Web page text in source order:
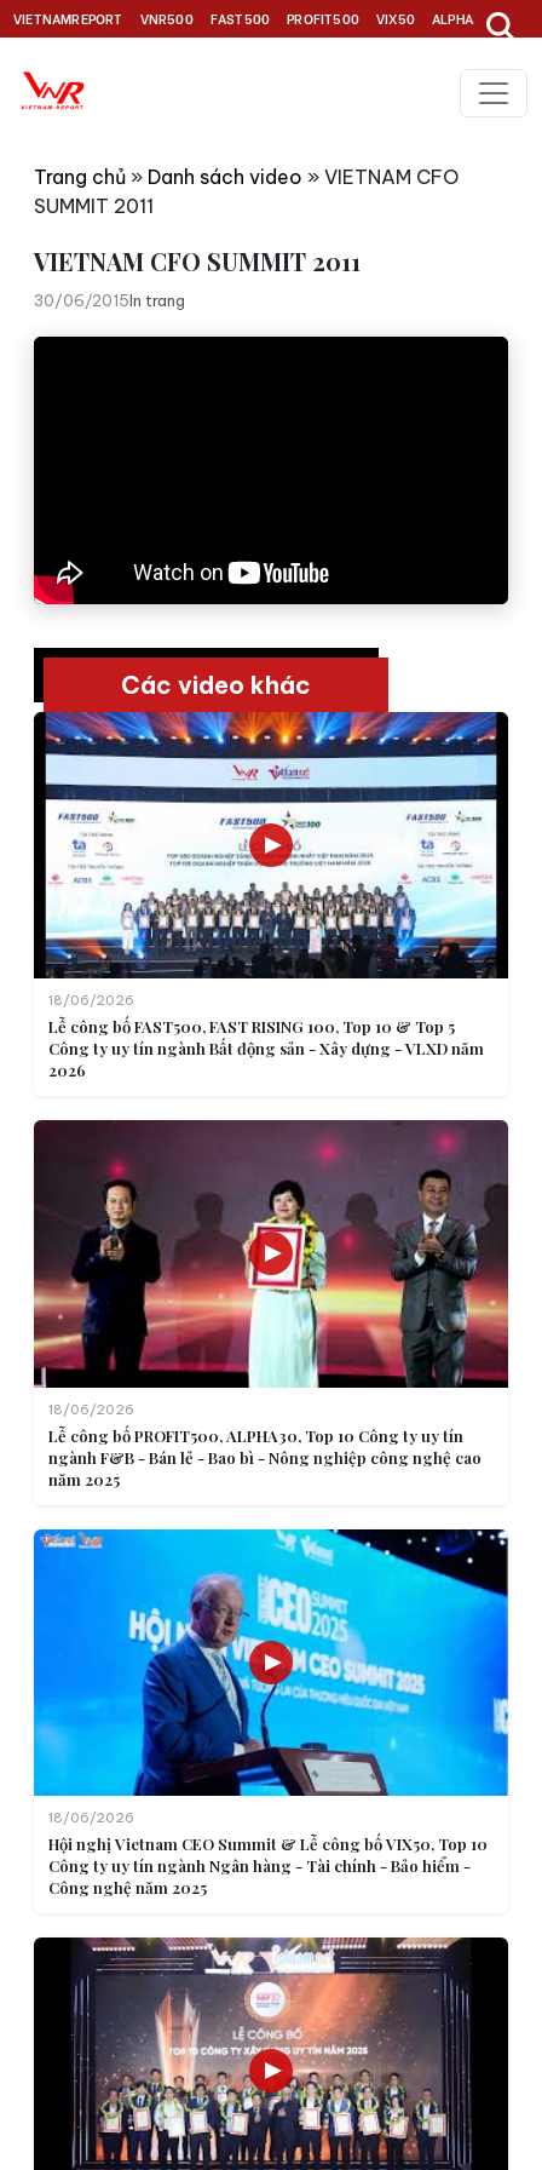
VIETNAMREPORT VNR500 FAST500 PROFIT500 VIX50 ALPHA30
Trang chủ » Danh sách video » VIETNAM CFO
SUMMIT 2011
VIETNAM CFO SUMMIT 2011
30/06/2015In trang
Các video khác
18/06/2026
Lễ công bố FAST500, FAST RISING 100, Top 10 & Top 5
Công ty uy tín ngành Bất động sản - Xây dựng - VLXD năm
2026
18/06/2026
Lễ công bố PROFIT500, ALPHA30, Top 10 Công ty uy tín
ngành F&B - Bán lẻ - Bao bì - Nông nghiệp công nghệ cao
năm 2025
18/06/2026
Hội nghị Vietnam CEO Summit & Lễ công bố VIX50, Top 10
Công ty uy tín ngành Ngân hàng - Tài chính - Bảo hiểm -
Công nghệ năm 2025